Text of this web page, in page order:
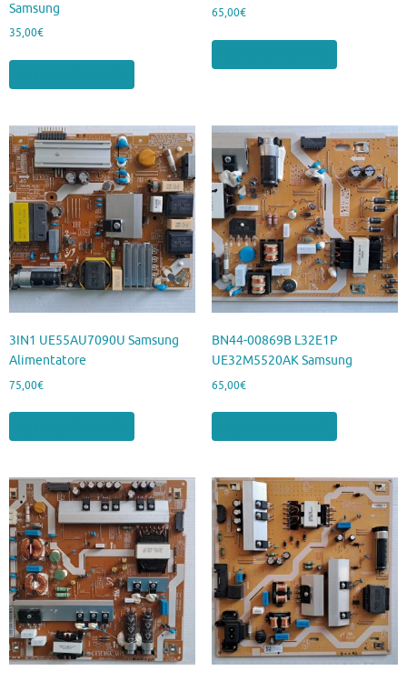
Samsung
35,00€
65,00€
3IN1 UE55AU7090U Samsung
Alimentatore
75,00€
BN44-00869B L32E1P
UE32M5520AK Samsung
65,00€